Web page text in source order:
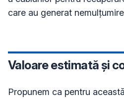
Valoare estimată și
Propunem ca pentru